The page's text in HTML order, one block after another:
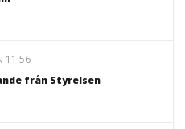
11:56
från Styrelsen